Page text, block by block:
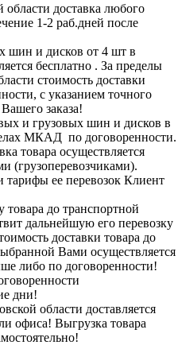
доставка любого
1-2 раб.дней после
шин и дисков от 4 шт в
бесплатно . За пределы
стоимость доставки
с указанием точного
заказа!
и грузовых шин и дисков в
МКАД по договоренности.
товара осуществляется
(грузоперевозчиками).
ее перевозок Клиент
до транспортной
дальнейшую его перевозку
доставки товара до
Вами осуществляется
либо по договоренности!
дни!
области доставляется
офиса! Выгрузка товара